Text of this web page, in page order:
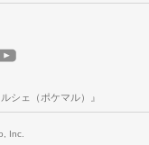
シェ（ポケマル）』
Inc.